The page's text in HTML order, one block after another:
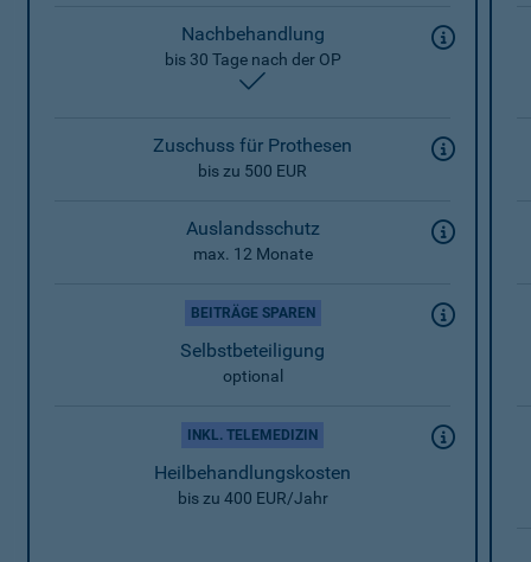
Nachbehandlung
bis 30 Tage nach der OP
Zuschuss für Prothesen
bis zu 500 EUR
Auslandsschutz
max. 12 Monate
BEITRÄGE SPAREN
Selbstbeteiligung
optional
INKL. TELEMEDIZIN
Heilbehandlungskosten
bis zu 400 EUR/Jahr